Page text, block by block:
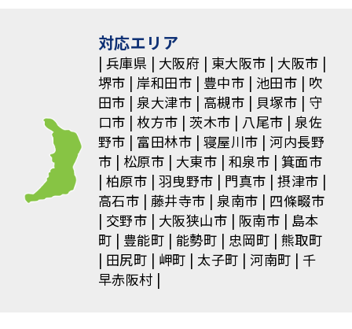
対応エリア
兵庫県 大阪府 東大阪市
大阪市
堺市
岸和田市 豊中市 池田市
吹
田市
泉大津市 高槻市 貝塚市
守
口市
枚方市 茨木市 八尾市
泉佐
野市
富田林市 寝屋川市
河内長野
市
松原市 大東市 和泉市 箕面市
柏原市 羽曳野市 門真市
摂津市
高石市
藤井寺市 泉南市
四條畷市
交野市
大阪狭山市 阪南市
島本
町
豊能町 能勢町 忠岡町 熊取町
田尻町
岬町 太子町 河南町
千
早赤阪村